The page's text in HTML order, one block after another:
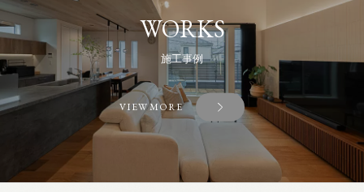
WORKS
施工事例
VIEW MORE